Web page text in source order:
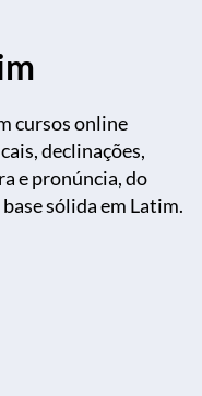
cursos online
declinações,
e pronúncia, do
sólida em Latim.